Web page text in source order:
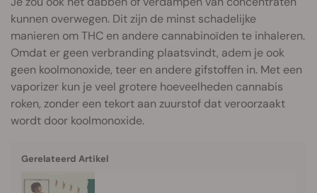
kunnen overwegen. Dit zijn de minst schadelijke
manieren om THC en andere cannabinoïden te inhaleren.
Omdat er geen verbranding plaatsvindt, adem je ook
geen koolmonoxide, teer en andere gifstoffen in. Met een
vaporizer kun je veel grotere hoeveelheden cannabis
roken, zonder een tekort aan zuurstof dat veroorzaakt
wordt door koolmonoxide.
Gerelateerd Artikel